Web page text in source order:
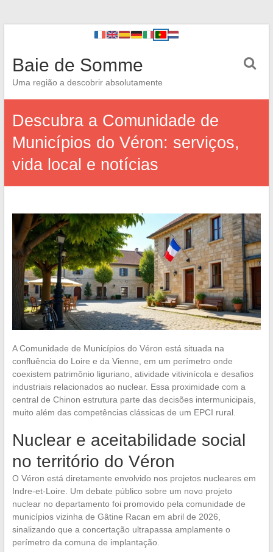
Baie de Somme
Uma região a descobrir absolutamente
Descubra a Comunidade de
Municípios do Véron: serviços,
vida local e notícias
A Comunidade de Municípios do Véron está situada na
confluência do Loire e da Vienne, em um perímetro onde
coexistem patrimônio liguriano, atividade vitivinícola e desafios
industriais relacionados ao nuclear. Essa proximidade com a
central de Chinon estrutura parte das decisões intermunicipais,
muito além das competências clássicas de um EPCI rural.
Nuclear e aceitabilidade social
no território do Véron
O Véron está diretamente envolvido nos projetos nucleares em
Indre-et-Loire. Um debate público sobre um novo projeto
nuclear no departamento foi promovido pela comunidade de
municípios vizinha de Gâtine Racan em abril de 2026,
sinalizando que a concertação ultrapassa amplamente o
perímetro da comuna de implantação.